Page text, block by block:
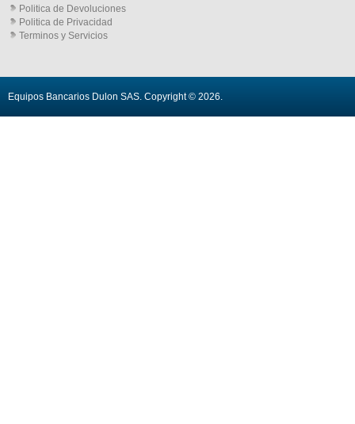
Politica de Devoluciones
Politica de Privacidad
Terminos y Servicios
Equipos Bancarios Dulon SAS. Copyright © 2026.